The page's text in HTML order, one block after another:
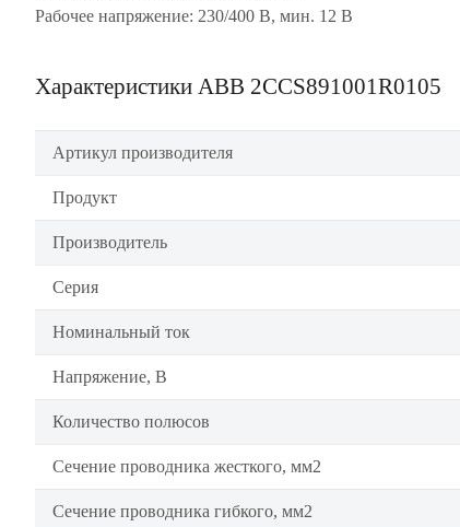
Рабочее напряжение: 230/400 В, мин. 12 В
Характеристики ABB 2CCS891001R0105
Артикул производителя
Продукт
Производитель
Серия
Номинальный ток
Напряжение, В
Количество полюсов
Сечение проводника жесткого, мм2
Сечение проводника гибкого, мм2